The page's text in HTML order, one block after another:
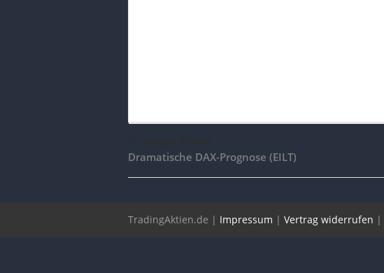
Dramatische DAX-Prognose (EILT)
TradingAktien.de | Impressum | Vertrag widerrufen |